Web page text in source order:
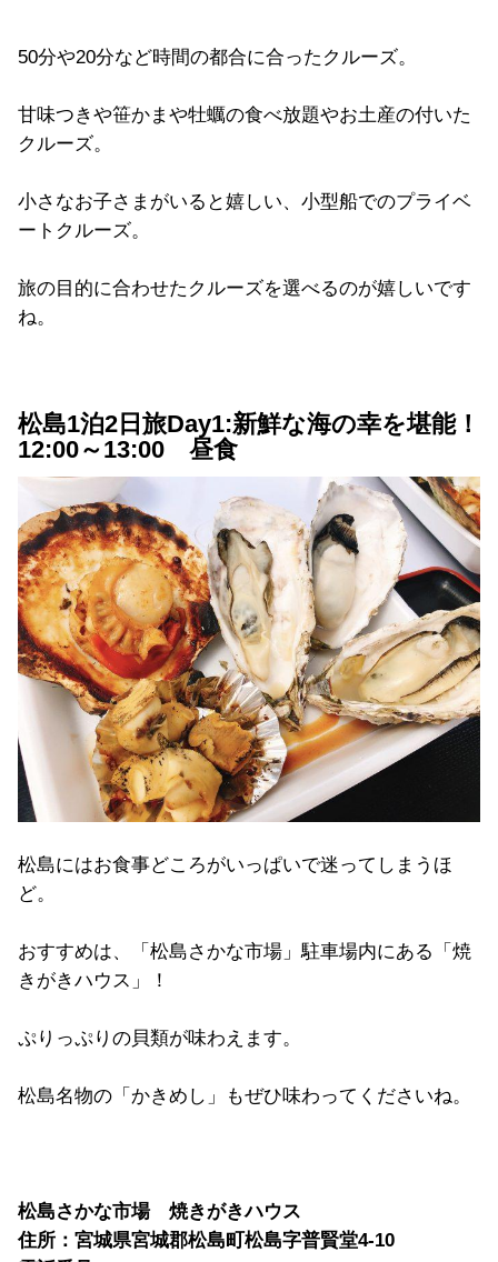
50分や20分など時間の都合に合ったクルーズ。
甘味つきや笹かまや牡蠣の食べ放題やお土産の付いた
クルーズ。
小さなお子さまがいると嬉しい、小型船でのプライベ
ートクルーズ。
旅の目的に合わせたクルーズを選べるのが嬉しいです
ね。
松島1泊2日旅Day1:新鮮な海の幸を堪能！
12:00～13:00 昼食
松島にはお食事どころがいっぱいで迷ってしまうほ
ど。
おすすめは、「松島さかな市場」駐車場内にある「焼
きがきハウス」！
ぷりっぷりの貝類が味わえます。
松島名物の「かきめし」もぜひ味わってくださいね。
松島さかな市場 焼きがきハウス
住所：宮城県宮城郡松島町松島字普賢堂4-10